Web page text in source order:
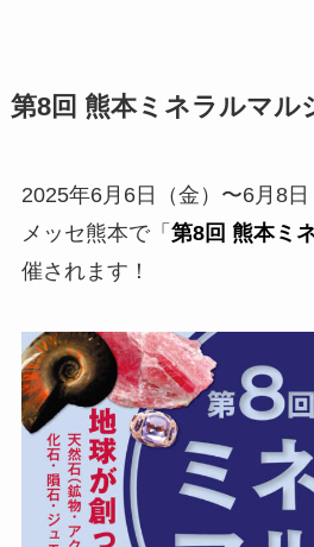
第8回 熊本ミネラルマル
2025年6月6日（金）〜6月8
メッセ熊本で「 第8回 熊本ミ
催されます！